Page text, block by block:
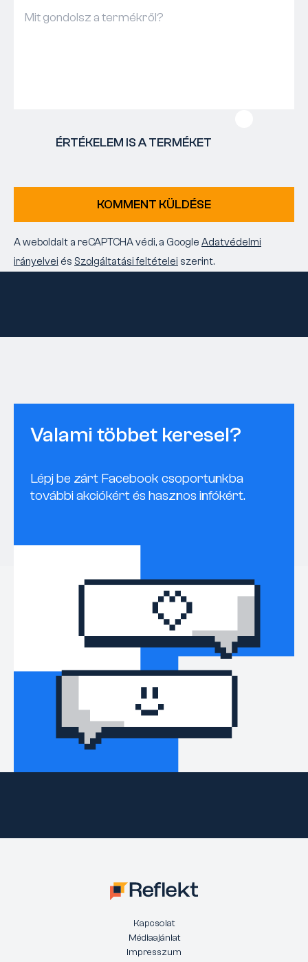
ÉRTÉKELEM IS A TERMÉKET
KOMMENT KÜLDÉSE
A weboldalt a reCAPTCHA védi, a Google Adatvédelmi
irányelvei és Szolgáltatási feltételei szerint.
Valami többet keresel?
Lépj be zárt Facebook csoportunkba
további akciókért és hasznos infókért.
Kapcsolat
Médiaajánlat
Impresszum